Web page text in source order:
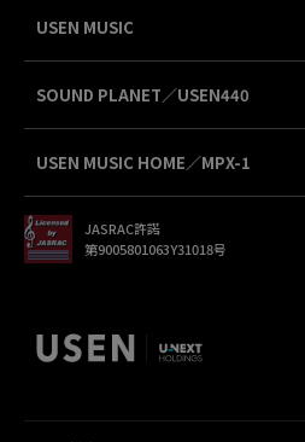
USEN MUSIC
SOUND PLANET／USEN440
USEN MUSIC HOME／MPX-1
JASRAC許諾
第9005801063Y31018号